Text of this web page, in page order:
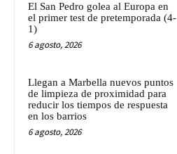
El San Pedro golea al Europa en
el primer test de pretemporada (4-
1)
6 agosto, 2026
Llegan a Marbella nuevos puntos
de limpieza de proximidad para
reducir los tiempos de respuesta
en los barrios
6 agosto, 2026